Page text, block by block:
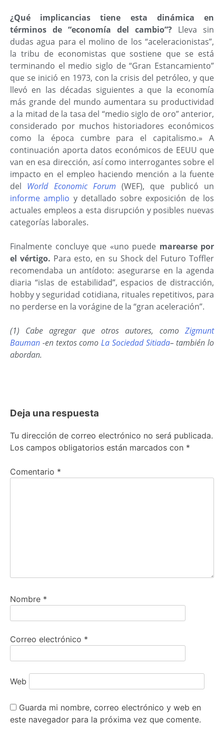
¿Qué implicancias tiene esta dinámica en
términos de “economía del cambio”? Lleva sin
dudas agua para el molino de los “aceleracionistas”,
la tribu de economistas que sostiene que se está
terminando el medio siglo de “Gran Estancamiento”
que se inició en 1973, con la crisis del petróleo, y que
llevó en las décadas siguientes a que la economía
más grande del mundo aumentara su productividad
a la mitad de la tasa del “medio siglo de oro” anterior,
considerado por muchos historiadores económicos
como la época cumbre para el capitalismo.» A
continuación aporta datos económicos de EEUU que
van en esa dirección, así como interrogantes sobre el
impacto en el empleo haciendo mención a la fuente
del World Economic Forum (WEF), que publicó un
informe amplio y detallado sobre exposición de los
actuales empleos a esta disrupción y posibles nuevas
categorías laborales.
Finalmente concluye que «uno puede marearse por
el vértigo. Para esto, en su Shock del Futuro Toffler
recomendaba un antídoto: asegurarse en la agenda
diaria “islas de estabilidad”, espacios de distracción,
hobby y seguridad cotidiana, rituales repetitivos, para
no perderse en la vorágine de la “gran aceleración”.
(1) Cabe agregar que otros autores, como Zigmunt
Bauman -en textos como La Sociedad Sitiada– también lo
abordan.
Deja una respuesta
Tu dirección de correo electrónico no será publicada.
Los campos obligatorios están marcados con *
Comentario *
Nombre *
Correo electrónico *
Web
Guarda mi nombre, correo electrónico y web en
este navegador para la próxima vez que comente.